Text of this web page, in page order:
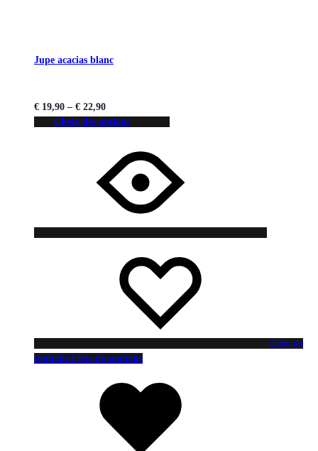
Jupe acacias blanc
€ 19,90 – € 22,90
Choix des options
Liste de
souhaits Liste de souhaits